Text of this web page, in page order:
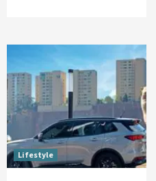
Lifestyle